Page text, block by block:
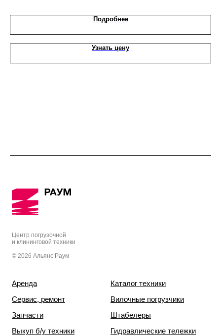
Подробнее
Узнать цену
Центр погрузочной
и клининговой техники
© 2026 Альянс Раум
Аренда
Сервис, ремонт
Запчасти
Выкуп б/у техники
Каталог техники
Вилочные погрузчики
Штабелеры
Гидравлические тележки